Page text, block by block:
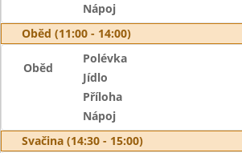
Nápoj
Oběd (11:00 - 14:00)
Oběd
Polévka
Jídlo
Příloha
Nápoj
Svačina (14:30 - 15:00)